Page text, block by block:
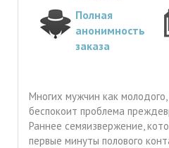
Полная
анонимность
заказа
Многих мужчин как молодого,
беспокоит проблема
Раннее семяизвержение,
первые минуты полового